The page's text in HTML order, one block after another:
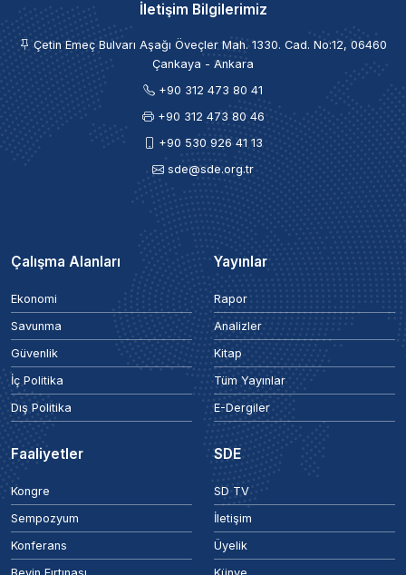
İletişim Bilgilerimiz
Çetin Emeç Bulvarı Aşağı Öveçler Mah. 1330. Cad. No:12, 06460
Çankaya - Ankara
+90 312 473 80 41
+90 312 473 80 46
+90 530 926 41 13
sde@sde.org.tr
Çalışma Alanları
Ekonomi
Savunma
Güvenlik
İç Politika
Dış Politika
Yayınlar
Rapor
Analizler
Kitap
Tüm Yayınlar
E-Dergiler
Faaliyetler
Kongre
Sempozyum
Konferans
SDE
SD TV
İletişim
Üyelik